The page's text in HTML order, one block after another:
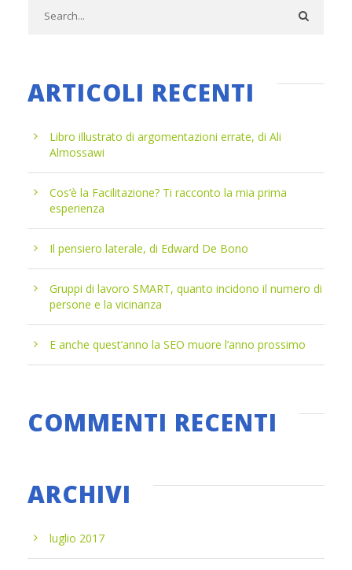
ARTICOLI RECENTI
Libro illustrato di argomentazioni errate, di Ali
Almossawi
Cos’è la Facilitazione? Ti racconto la mia prima
esperienza
Il pensiero laterale, di Edward De Bono
Gruppi di lavoro SMART, quanto incidono il numero di
persone e la vicinanza
E anche quest’anno la SEO muore l’anno prossimo
COMMENTI RECENTI
ARCHIVI
luglio 2017